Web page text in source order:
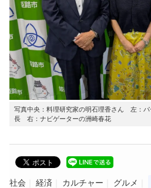
写真中央：料理研究家の明石理香さん 左：
長 右：ナビゲーターの洲崎春花
社会 経済 カルチャー グルメ